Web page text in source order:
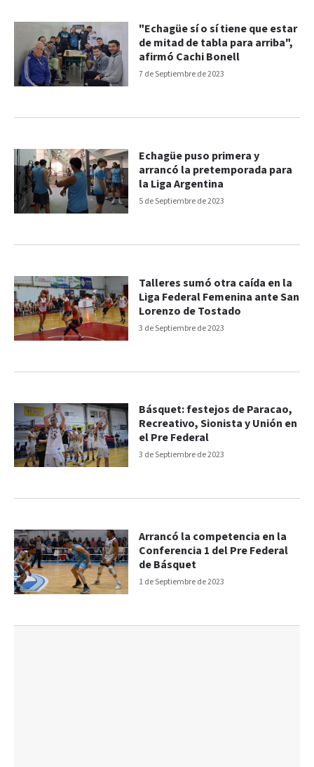
7 de Septiembre de 2023
"Echagüe sí o sí tiene que estar
de mitad de tabla para arriba",
afirmó Cachi Bonell
5 de Septiembre de 2023
Echagüe puso primera y
arrancó la pretemporada para
la Liga Argentina
3 de Septiembre de 2023
Talleres sumó otra caída en la
Liga Federal Femenina ante San
Lorenzo de Tostado
3 de Septiembre de 2023
Básquet: festejos de Paracao,
Recreativo, Sionista y Unión en
el Pre Federal
1 de Septiembre de 2023
Arrancó la competencia en la
Conferencia 1 del Pre Federal
de Básquet